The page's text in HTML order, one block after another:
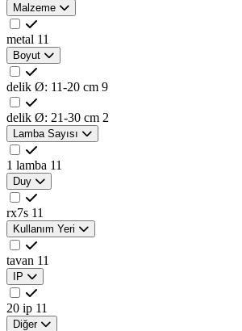
Malzeme
metal 11
Boyut
delik Ø: 11-20 cm 9
delik Ø: 21-30 cm 2
Lamba Sayısı
1 lamba 11
Duy
rx7s 11
Kullanım Yeri
tavan 11
IP
20 ip 11
Diğer